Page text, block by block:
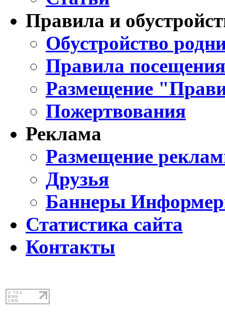
Правила и
Обустройство
Правила
Размещение
Пожертвования
Реклама
Размещение
Друзья
Баннеры
Статистика сайта
Контакты